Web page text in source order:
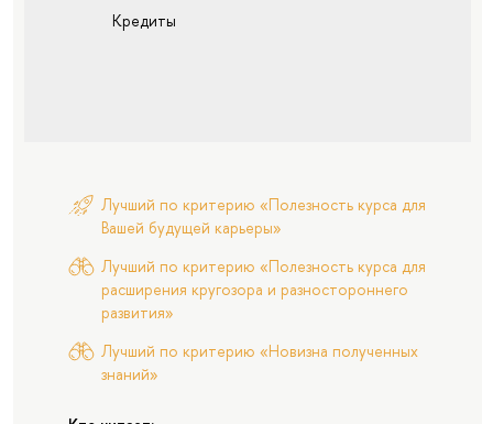
Кредиты
Лучший по критерию «Полезность курса для
Вашей будущей карьеры»
Лучший по критерию «Полезность курса для
расширения кругозора и разностороннего
развития»
Лучший по критерию «Новизна полученных
знаний»